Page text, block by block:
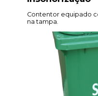
Contentor equipado
na tampa.